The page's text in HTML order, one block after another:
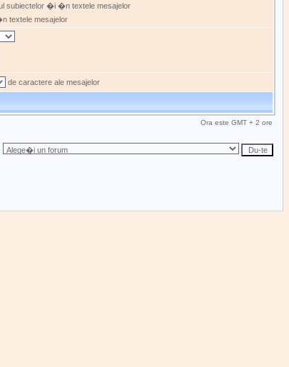
subiectelor �i �n textele mesajelor
textele mesajelor
de caractere ale mesajelor
Ora este GMT + 2 ore